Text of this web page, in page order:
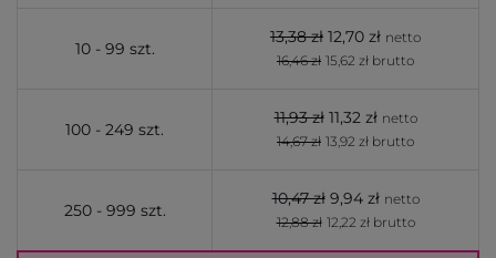
10 - 99 szt.
13,38 zł 12,70 zł netto
16,46 zł 15,62 zł brutto
100 - 249 szt.
11,93 zł 11,32 zł netto
14,67 zł 13,92 zł brutto
250 - 999 szt.
10,47 zł 9,94 zł netto
12,88 zł 12,22 zł brutto